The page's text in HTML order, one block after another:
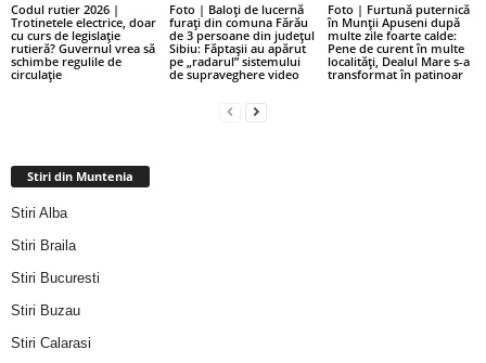
Codul rutier 2026 |
Trotinetele electrice, doar
cu curs de legislație
rutieră? Guvernul vrea să
schimbe regulile de
circulație
Foto | Baloți de lucernă
furați din comuna Fărău
de 3 persoane din județul
Sibiu: Făptașii au apărut
pe „radarul” sistemului
de supraveghere video
Foto | Furtună puternică
în Munții Apuseni după
multe zile foarte calde:
Pene de curent în multe
localități, Dealul Mare s-a
transformat în patinoar
Stiri din Muntenia
Stiri Alba
Stiri Braila
Stiri Bucuresti
Stiri Buzau
Stiri Calarasi